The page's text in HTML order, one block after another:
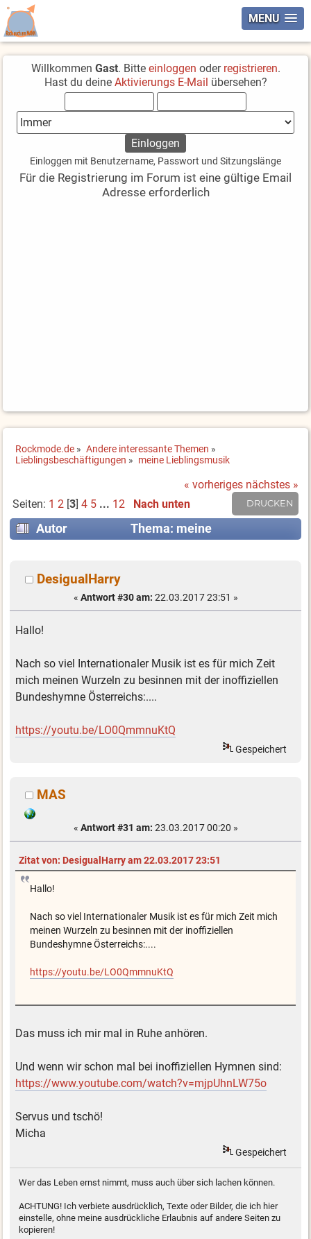
MENU
Willkommen Gast. Bitte einloggen oder registrieren.
Hast du deine Aktivierungs E-Mail übersehen?
Einloggen mit Benutzername, Passwort und Sitzungslänge
Für die Registrierung im Forum ist eine gültige Email
Adresse erforderlich
Rockmode.de » Andere interessante Themen »
Lieblingsbeschäftigungen » meine Lieblingsmusik
« vorheriges nächstes »
DRUCKEN
Seiten: 1 2[3] 4 5 ... 12 Nach unten
Autor
Thema: meine
DesigualHarry
« Antwort #30 am: 22.03.2017 23:51 »
Hallo!
Nach so viel Internationaler Musik ist es für mich Zeit
mich meinen Wurzeln zu besinnen mit der inoffiziellen
Bundeshymne Österreichs:....
https://youtu.be/LO0QmmnuKtQ
Gespeichert
MAS
« Antwort #31 am: 23.03.2017 00:20 »
Zitat von: DesigualHarry am 22.03.2017 23:51
Hallo!
Nach so viel Internationaler Musik ist es für mich Zeit mich
meinen Wurzeln zu besinnen mit der inoffiziellen
Bundeshymne Österreichs:....
https://youtu.be/LO0QmmnuKtQ
Das muss ich mir mal in Ruhe anhören.
Und wenn wir schon mal bei inoffiziellen Hymnen sind:
https://www.youtube.com/watch?v=mjpUhnLW75o
Servus und tschö!
Micha
Gespeichert
Wer das Leben ernst nimmt, muss auch über sich lachen können.
ACHTUNG! Ich verbiete ausdrücklich, Texte oder Bilder, die ich hier
einstelle, ohne meine ausdrückliche Erlaubnis auf andere Seiten zu
kopieren!